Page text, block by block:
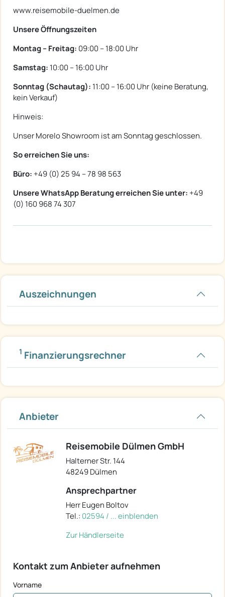
www.reisemobile-duelmen.de
Unsere Öffnungszeiten
Montag – Freitag: 09:00 – 18:00 Uhr
Samstag: 10:00 – 16:00 Uhr
Sonntag (Schautag): 11:00 – 16:00 Uhr (keine Beratung,
kein Verkauf)
Hinweis:
Unser Morelo Showroom ist am Sonntag geschlossen.
So erreichen Sie uns:
Büro: +49 (0) 25 94 – 78 98 563
Unsere WhatsApp Beratung erreichen Sie unter: +49
(0) 160 968 74 307
Auszeichnungen
1 Finanzierungsrechner
Anbieter
Reisemobile Dülmen GmbH
Halterner Str. 144
48249 Dülmen
Ansprechpartner
Herr Eugen Boltov
Tel.: 02594 / ... einblenden
Zur Händlerseite
Kontakt zum Anbieter aufnehmen
Vorname